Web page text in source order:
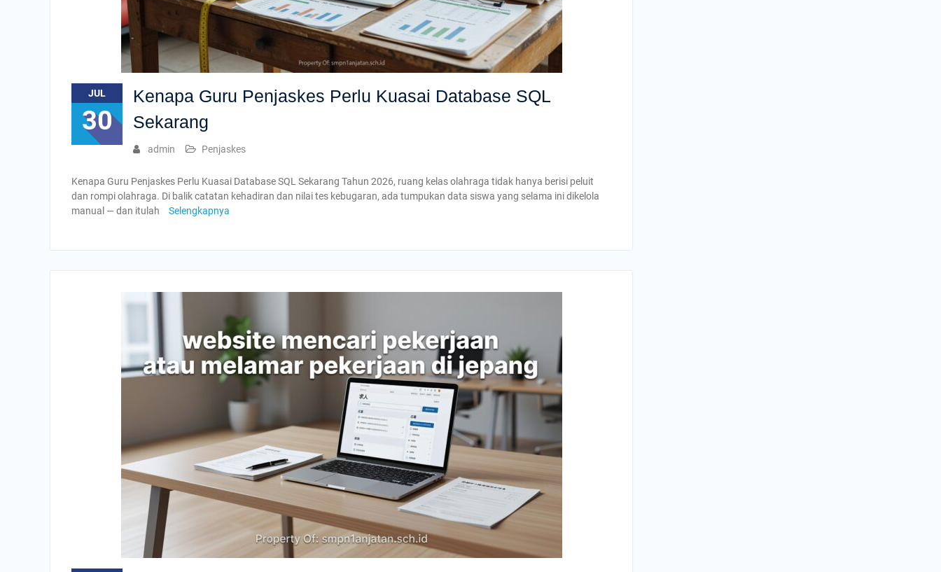
JUL
30
Kenapa Guru Penjaskes Perlu Kuasai Database SQL
Sekarang
admin Penjaskes
Kenapa Guru Penjaskes Perlu Kuasai Database SQL Sekarang Tahun 2026, ruang kelas olahraga tidak hanya berisi peluit
dan rompi olahraga. Di balik catatan kehadiran dan nilai tes kebugaran, ada tumpukan data siswa yang selama ini dikelola
manual — dan itulah
Selengkapnya